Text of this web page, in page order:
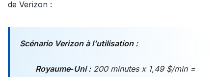
de Verizon :
Scénario Verizon à l'utilisation :
Royaume‑Uni :200 minutes x 1,49 $/min =